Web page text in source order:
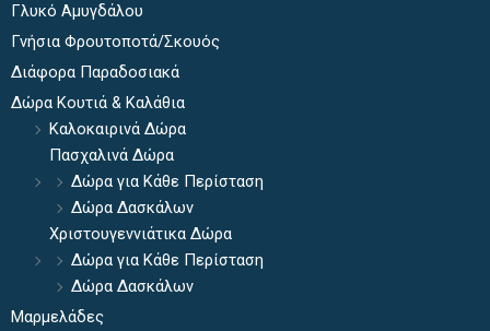
Γλυκό Αμυγδάλου
Γνήσια Φρουτοποτά/Σκουός
Διάφορα Παραδοσιακά
Δώρα Κουτιά & Καλάθια
Καλοκαιρινά Δώρα
Πασχαλινά Δώρα
Δώρα για Κάθε Περίσταση
Δώρα Δασκάλων
Χριστουγεννιάτικα Δώρα
Δώρα για Κάθε Περίσταση
Δώρα Δασκάλων
Μαρμελάδες